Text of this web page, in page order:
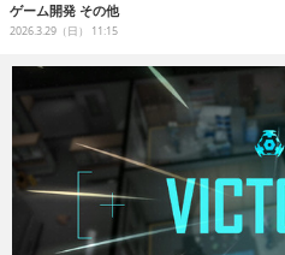
産業政策
連載
イベント/セミナー
eスポーツ
ゲーム開発 その他
2026.3.29（日） 11:15